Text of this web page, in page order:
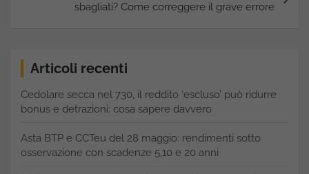
sbagliati? Come correggere il grave errore
Articoli recenti
Cedolare secca nel 730, il reddito ‘escluso’ può ridurre
bonus e detrazioni: cosa sapere davvero
Asta BTP e CCTeu del 28 maggio: rendimenti sotto
osservazione con scadenze 5,10 e 20 anni